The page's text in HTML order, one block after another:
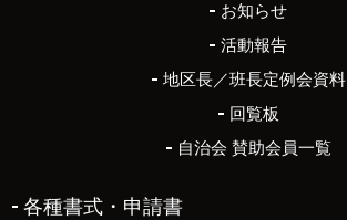
お知らせ
活動報告
地区長／班長定例会資料
回覧板
自治会 賛助会員一覧
各種書式・申請書